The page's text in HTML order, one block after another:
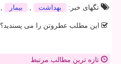
تگهای خبر:
بهداشت , بیمار ,
این مطلب عطروتن را می پسندید؟
تازه ترین مطالب مرتبط